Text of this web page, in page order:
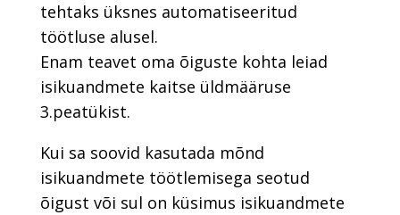
tehtaks üksnes automatiseeritud
töötluse alusel.
Enam teavet oma õiguste kohta leiad
isikuandmete kaitse üldmääruse
3.peatükist.
Kui sa soovid kasutada mõnd
isikuandmete töötlemisega seotud
õigust või sul on küsimus isikuandmete